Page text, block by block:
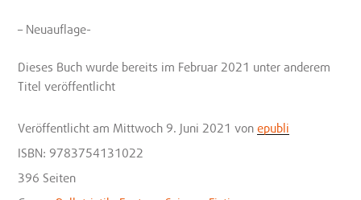
– Neuauflage-
Dieses Buch wurde bereits im Februar 2021 unter anderem
Titel veröffentlicht
Veröffentlicht am Mittwoch 9. Juni 2021 vonepubli
ISBN: 9783754131022
396 Seiten